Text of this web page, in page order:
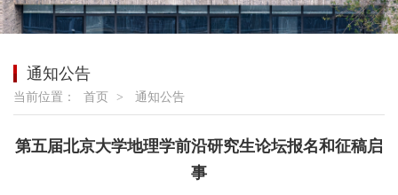
通知公告
当前位置： 首页 > 通知公告
第五届北京大学地理学前沿研究生论坛报名和征稿启
事